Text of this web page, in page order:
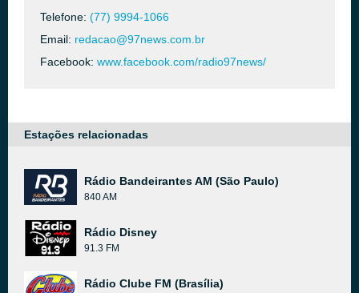
Telefone: (77) 9994-1066
Email: redacao@97news.com.br
Facebook: www.facebook.com/radio97news/
Estações relacionadas
Rádio Bandeirantes AM (São Paulo)
840 AM
Rádio Disney
91.3 FM
Rádio Clube FM (Brasília)